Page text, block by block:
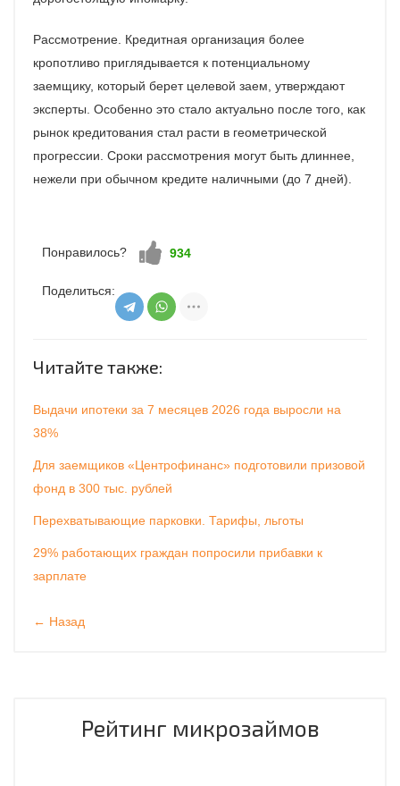
Рассмотрение. Кредитная организация более
кропотливо приглядывается к потенциальному
заемщику, который берет целевой заем, утверждают
эксперты. Особенно это стало актуально после того, как
рынок кредитования стал расти в геометрической
прогрессии. Сроки рассмотрения могут быть длиннее,
нежели при обычном кредите наличными (до 7 дней).
Понравилось? Нравится!
934
Поделиться:
Читайте также:
Выдачи ипотеки за 7 месяцев 2026 года выросли на
38%
Для заемщиков «Центрофинанс» подготовили призовой
фонд в 300 тыс. рублей
Перехватывающие парковки. Тарифы, льготы
29% работающих граждан попросили прибавки к
зарплате
← Назад
Рейтинг микрозаймов